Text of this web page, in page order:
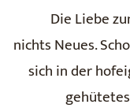
Die Liebe
nichts Neues.
sich in der